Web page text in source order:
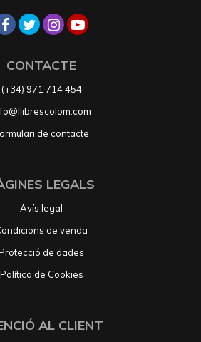
CONTACTE
(+34) 971 714 454
de contacte
LEGALS
Avís legal
de venda
de dades
Política de Cookies
AL CLIENT